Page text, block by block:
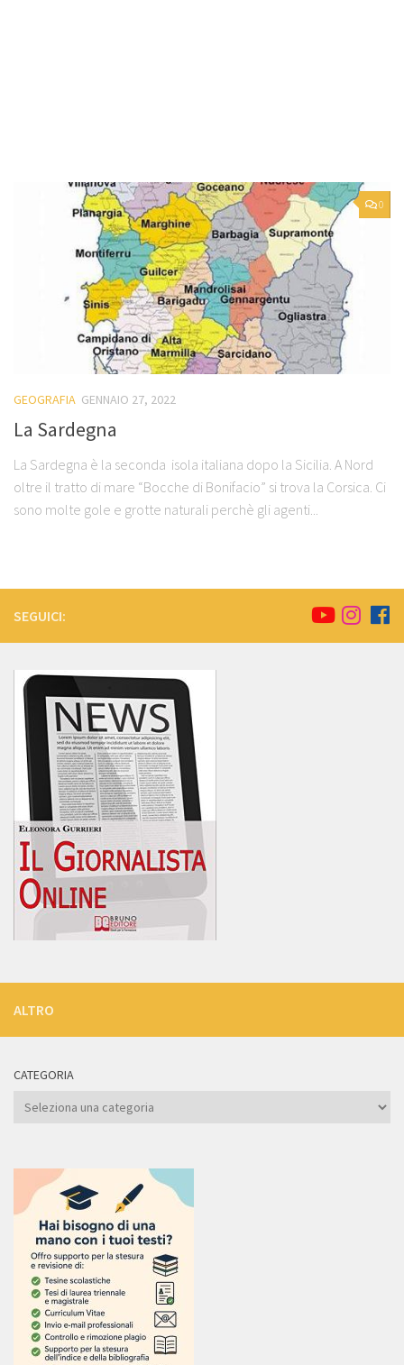
0
GEOGRAFIA GENNAIO 27, 2022
La Sardegna
La Sardegna è la seconda isola italiana dopo la Sicilia. A Nord
oltre il tratto di mare “Bocche di Bonifacio” si trova la Corsica. Ci
sono molte gole e grotte naturali perchè gli agenti...
SEGUICI:
ALTRO
CATEGORIA
Categoria